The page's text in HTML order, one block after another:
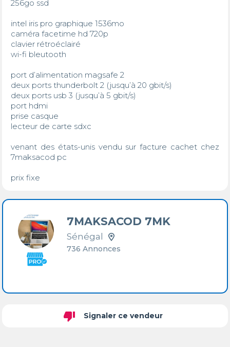
256go ssd
intel iris pro graphique 1536mo
caméra facetime hd 720p
clavier rétroéclairé
wi-fi bleutooth
port d’alimentation magsafe 2
deux ports thunderbolt 2 (jusqu’à 20 gbit/s)
deux ports usb 3 (jusqu’à 5 gbit/s)
port hdmi
prise casque
lecteur de carte sdxc
venant des états-unis vendu sur facture cachet chez
7maksacod pc
prix fixe
7MAKSACOD 7MK
Sénégal
736 Annonces
thumb_down Signaler ce vendeur